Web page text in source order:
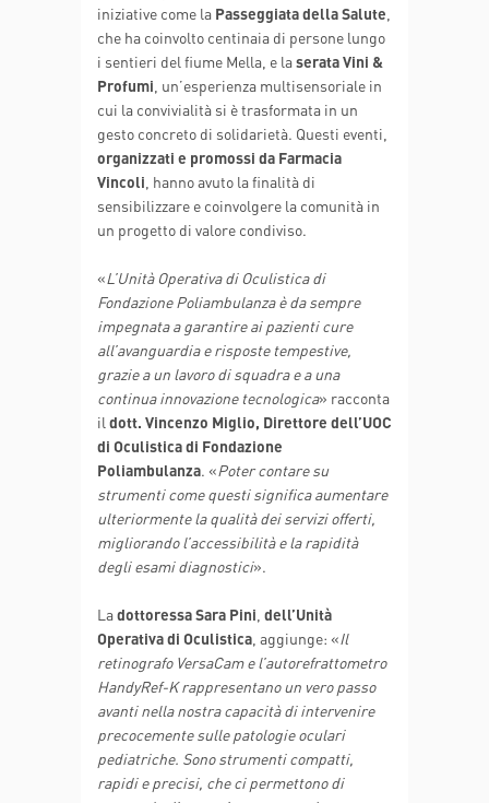
iniziative come la Passeggiata della Salute
che ha coinvolto centinaia di persone lungo
i sentieri del fiume Mella, e laserata Vini &
Profumi , un’esperienza multisensoriale in
cui la convivialità si è trasformata in un
gesto concreto di solidarietà. Questi eventi,
organizzati e promossi da Farmacia
Vincoli , hanno avuto la finalità di
sensibilizzare e coinvolgere la comunità in
un progetto di valore condiviso.
«L’Unità Operativa di Oculistica di
Fondazione Poliambulanza è da sempre
impegnata a garantire ai pazienti cure
all’avanguardia e risposte tempestive,
grazie a un lavoro di squadra e a una
continua innovazione tecnologica» racconta
il dott. Vincenzo Miglio, Direttore dell’UOC
di Oculistica di Fondazione
Poliambulanza. «Poter contare su
strumenti come questi significa aumentare
ulteriormente la qualità dei servizi offerti,
migliorando l’accessibilità e la rapidità
degli esami diagnostici».
Ladottoressa Sara Pini dell’Unità
Operativa di Oculistica , aggiunge: «Il
retinografo VersaCam e l’autorefrattometro
HandyRef-K rappresentano un vero passo
avanti nella nostra capacità di intervenire
precocemente sulle patologie oculari
pediatriche. Sono strumenti compatti,
rapidi e precisi, che ci permettono di